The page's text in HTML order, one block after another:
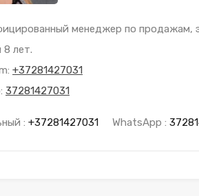
менеджер по продажам,
лет.
+37281427031
37281427031
: +37281427031 WhatsApp :